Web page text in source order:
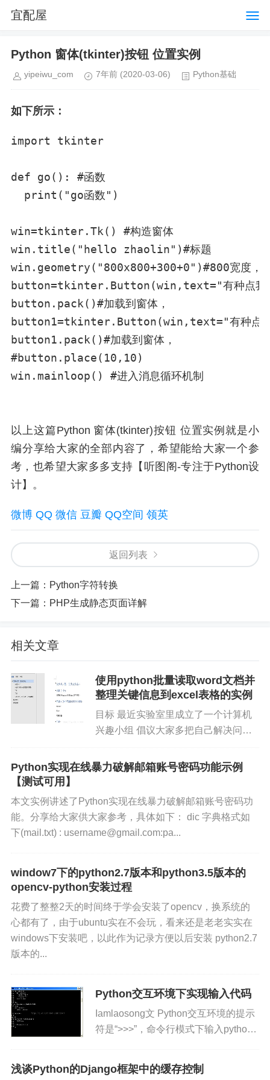
宜配屋
Python 窗体(tkinter)按钮 位置实例
yipeiwu_com 7年前 (2020-03-06) Python基础
如下所示：
import tkinter
def go(): #函数
  print("go函数")
win=tkinter.Tk() #构造窗体
win.title("hello zhaolin")#标题
win.geometry("800x800+300+0")#800宽度，
button=tkinter.Button(win,text="有种点我
button.pack()#加载到窗体，
button1=tkinter.Button(win,text="有种
button1.pack()#加载到窗体，
#button.place(10,10)
win.mainloop() #进入消息循环机制
以上这篇Python 窗体(tkinter)按钮 位置实例就是小
编分享给大家的全部内容了，希望能给大家一个参
考，也希望大家多多支持【听图阁-专注于Python设
计】。
微博 QQ 微信 豆瓣 QQ空间 领英
返回列表
上一篇： Python字符转换
下一篇： PHP生成静态页面详解
相关文章
使用python批量读取word文档并
整理关键信息到excel表格的实例
目标 最近实验室里成立了一个计算机
兴趣小组 倡议大家多把自己解决问题
客一样 虽然刚刚起步 但考虑到后面此
Python实现在线暴力破解邮箱账号密码功能示例
【测试可用】
本文实例讲述了Python实现在线暴力破解邮箱账号密码功
能。分享给大家供大家参考，具体如下： dic 字典格式如
下(mail.txt) : username@gmail.com:pa...
window7下的python2.7版本和python3.5版本的
opencv-python安装过程
花费了整整2天的时间终于学会安装了opencv，换系统的
心都有了，由于ubuntu实在不会玩，看来还是老老实实在
windows下安装吧，以此作为记录方便以后安装 python2.7
版本的...
Python交互环境下实现输入代码
Iamlaosong文 Python交互环境的提示
符是“>>>”，命令行模式下输入python
浅谈Python的Django框架中的缓存控制